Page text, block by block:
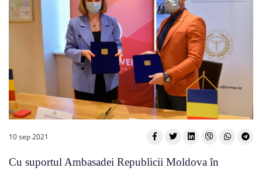
10 sep 2021
Cu suportul Ambasadei Republicii Moldova în